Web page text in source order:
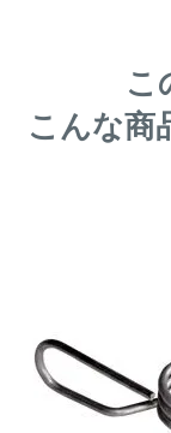
こ
こんな商